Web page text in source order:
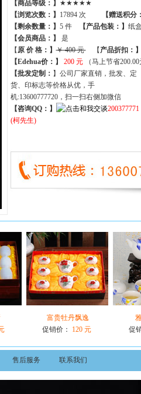
【商品等级：】
★★★★★
【浏览次数：】 17894 次 【赠送积分
【剩余数量：】 5 件【产品包装：】 纸盒
【会员商品： 】
是
【 原 价 格： 】￥ 400 元【 产品折扣： 】
【Edehua价：】
200 元
（马上节省200.00
【批发定制： 】公司厂家直销，批发、定
货、印标志等价格从优，手
机:13600777720，扫一扫右侧加微信
【咨询QQ：】
200377771
(柯先生)
富贵牡丹飘逸
促销价：
120 元
促
售后服务 联系我们